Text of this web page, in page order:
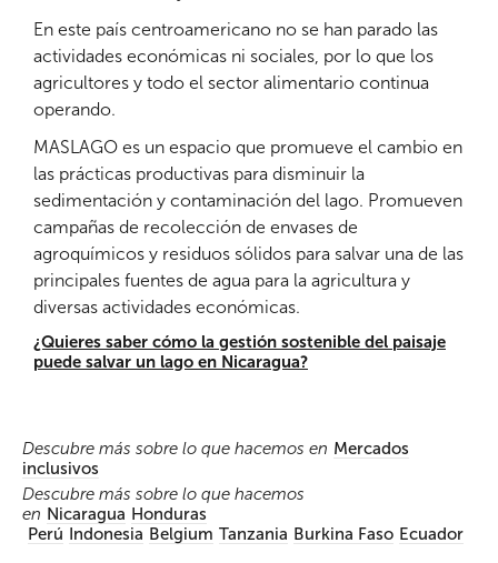
En este país centroamericano no se han parado las
actividades económicas ni sociales, por lo que los
agricultores y todo el sector alimentario continua
operando.
MASLAGO es un espacio que promueve el cambio en
las prácticas productivas para disminuir la
sedimentación y contaminación del lago. Promueven
campañas de recolección de envases de
agroquímicos y residuos sólidos para salvar una de las
principales fuentes de agua para la agricultura y
diversas actividades económicas.
¿Quieres saber cómo la gestión sostenible del paisaje
puede salvar un lago en Nicaragua?
Descubre más sobre lo que hacemos en Mercados
inclusivos
Descubre más sobre lo que hacemos
en Nicaragua Honduras
Perú
Indonesia Belgium Tanzania Burkina Faso Ecuador